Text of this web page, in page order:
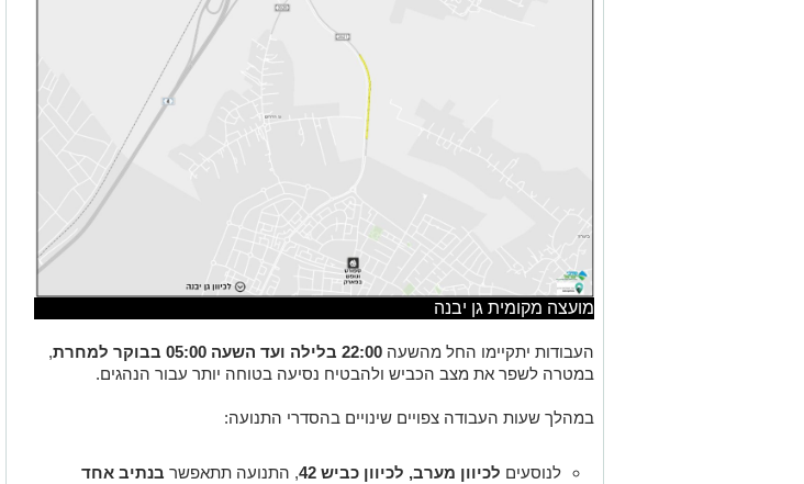
מועצה מקומית גן יבנה
העבודות יתקיימו החל מהשעה 22:00 בלילה ועד השעה 05:00 בבוקר למחרת
,
במטרה לשפר את מצב הכביש ולהבטיח נסיעה בטוחה יותר עבור הנהגים.
במהלך שעות העבודה צפויים שינויים בהסדרי התנועה:
לנוסעים לכיוון מערב, לכיוון כביש 42 , התנועה תתאפשר בנתיב אחד